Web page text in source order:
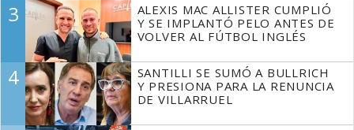
3
ALEXIS MAC ALLISTER CUMPLIÓ
Y SE IMPLANTÓ PELO ANTES DE
VOLVER AL FÚTBOL INGLÉS
4
SANTILLI SE SUMÓ A BULLRICH
Y PRESIONA PARA LA RENUNCIA
DE VILLARRUEL